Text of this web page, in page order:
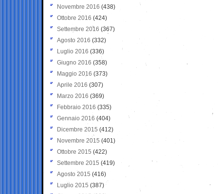
Novembre 2016 (438)
Ottobre 2016 (424)
Settembre 2016 (367)
Agosto 2016 (332)
Luglio 2016 (336)
Giugno 2016 (358)
Maggio 2016 (373)
Aprile 2016 (307)
Marzo 2016 (369)
Febbraio 2016 (335)
Gennaio 2016 (404)
Dicembre 2015 (412)
Novembre 2015 (401)
Ottobre 2015 (422)
Settembre 2015 (419)
Agosto 2015 (416)
Luglio 2015 (387)